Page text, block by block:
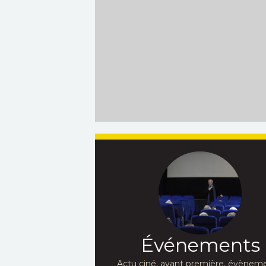
Événements
Actu ciné, avant première,